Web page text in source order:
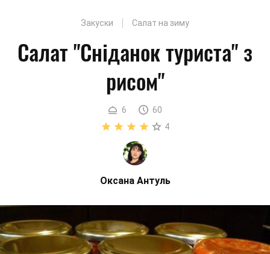
Закуски Салат на зиму
Салат "Сніданок туриста" з
рисом"
6
60
4
Оксана Антуль